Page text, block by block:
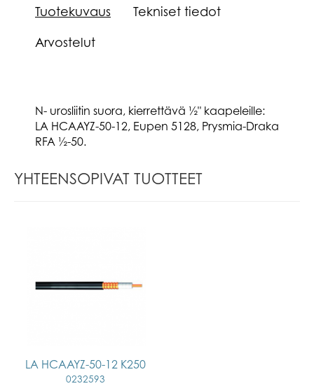
Tuotekuvaus
Tekniset tiedot
Arvostelut
N- urosliitin suora, kierrettävä ½" kaapeleille:
LA HCAAYZ-50-12, Eupen 5128, Prysmia-Draka
RFA ½-50.
YHTEENSOPIVAT TUOTTEET
LA HCAAYZ-50-12 K250
0232593